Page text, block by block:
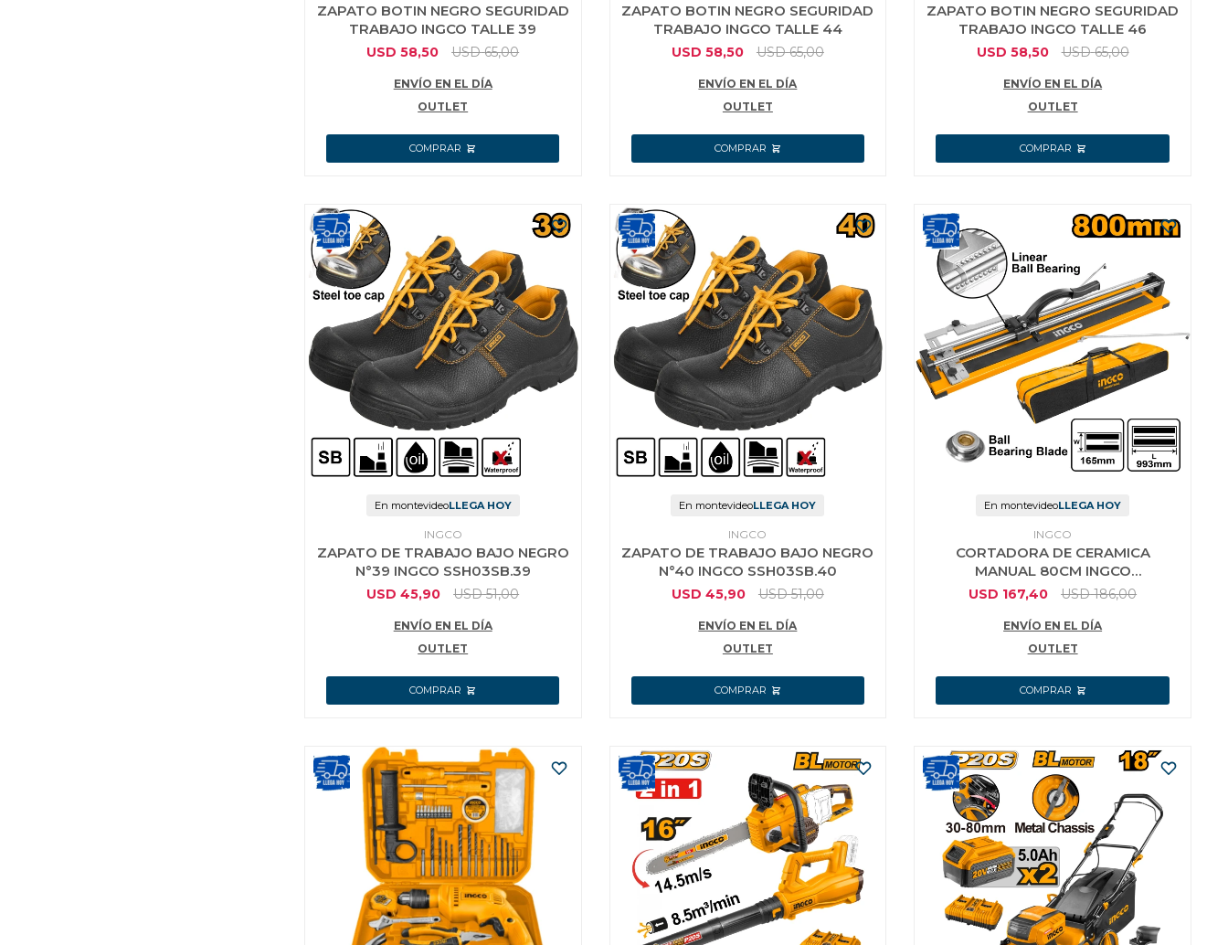
ZAPATO BOTIN NEGRO SEGURIDAD
TRABAJO INGCO TALLE 39
USD 58,50 USD 65,00
ENVÍO EN EL DÍA
OUTLET
ZAPATO BOTIN NEGRO SEGURIDAD
TRABAJO INGCO TALLE 44
USD 58,50 USD 65,00
ENVÍO EN EL DÍA
OUTLET
ZAPATO BOTIN NEGRO SEGURIDAD
TRABAJO INGCO TALLE 46
USD 58,50 USD 65,00
ENVÍO EN EL DÍA
OUTLET
En montevideoLLEGA HOY
INGCO
ZAPATO DE TRABAJO BAJO NEGRO
N°39 INGCO SSH03SB.39
USD 45,90 USD 51,00
ENVÍO EN EL DÍA
OUTLET
En montevideoLLEGA HOY
INGCO
ZAPATO DE TRABAJO BAJO NEGRO
N°40 INGCO SSH03SB.40
USD 45,90 USD 51,00
ENVÍO EN EL DÍA
OUTLET
En montevideoLLEGA HOY
INGCO
CORTADORA DE CERAMICA
MANUAL 80CM INGCO
HTC04800AG CON BOLSO
USD 167,40 USD 186,00
ENVÍO EN EL DÍA
OUTLET